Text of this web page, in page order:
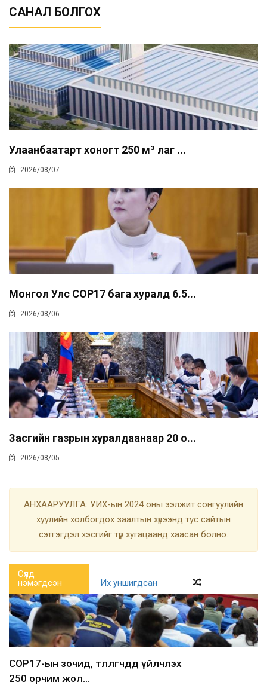
САНАЛ БОЛГОХ
Улаанбаатарт хоногт 250 м³ лаг ...
2026/08/07
Монгол Улс COP17 бага хуралд 6.5...
2026/08/06
Засгийн газрын хуралдаанаар 20 о...
2026/08/05
АНХААРУУЛГА: УИХ-ын 2024 оны ээлжит сонгуулийн
хуулийн холбогдох заалтын хүрээнд тус сайтын
сэтгэгдэл хэсгийг түр хугацаанд хаасан болно.
Сүүлд
нэмэгдсэн
Их уншигдсан
COP17-ын зочид, төлөөлөгчдөд үйлчлэх
250 орчим жол...